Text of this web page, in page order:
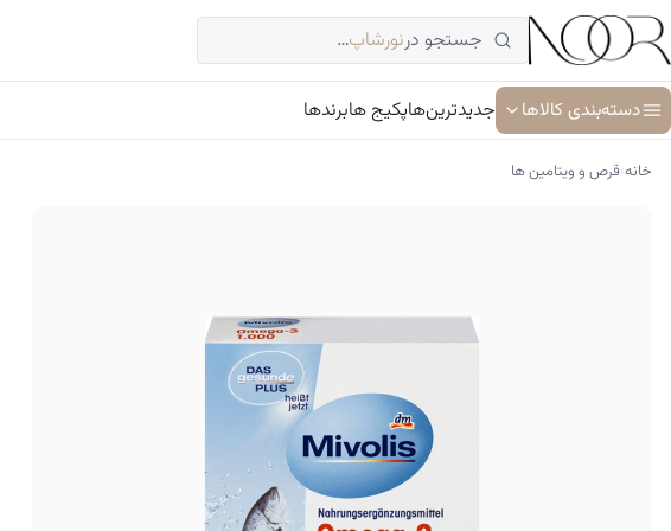
رفتن
به
محتوا
جستجو درنورشاپ…
دسته‌بندی کالاها
جوان کننده و ضد پیری پوست
جدیدترین‌هاپکیج هابرندها
خانه›قرص و ویتامین ها